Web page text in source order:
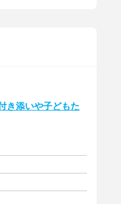
き添いや子どもた